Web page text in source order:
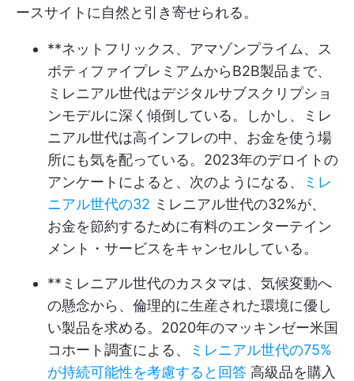
ースサイトに自然と引き寄せられる。
**ネットフリックス、アマゾンプライム、ス
ポティファイプレミアムからB2B製品まで、
ミレニアル世代はデジタルサブスクリプショ
ンモデルに深く傾倒している。しかし、ミレ
ニアル世代は高インフレの中、お金を使う場
所にも気を配っている。2023年のデロイトの
アンケートによると、次のようになる、
ミレ
ニアル世代の32 ミレニアル世代の32%が、
お金を節約するために有料のエンターテイン
メント・サービスをキャンセルしている。
**ミレニアル世代のカスタマは、気候変動へ
の懸念から、倫理的に生産された環境に優し
い製品を求める。2020年のマッキンゼー米国
コホート調査による、
ミレニアル世代の75%
が持続可能性を考慮すると回答 高級品を購入